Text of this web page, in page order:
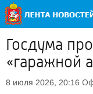
Госдума
«гаражной
8 июля 2026, 20:16